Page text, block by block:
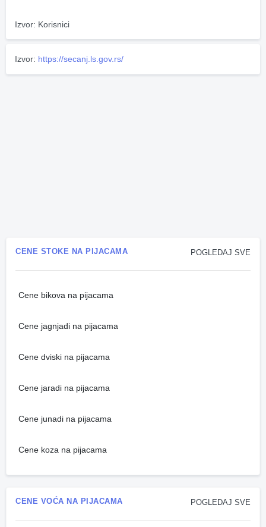
Izvor: Korisnici
Izvor: https://secanj.ls.gov.rs/
POGLEDAJ SVE
CENE STOKE NA PIJACAMA
Cene bikova na pijacama
Cene jagnjadi na pijacama
Cene dviski na pijacama
Cene jaradi na pijacama
Cene junadi na pijacama
Cene koza na pijacama
POGLEDAJ SVE
CENE VOĆA NA PIJACAMA